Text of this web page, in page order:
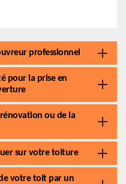
professionnel
pour la prise en
rénovation ou de la
sur votre toiture
votre toit par un